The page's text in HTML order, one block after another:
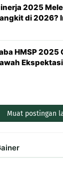
2025
di 2026?
HMSP 2025
Muat postingan